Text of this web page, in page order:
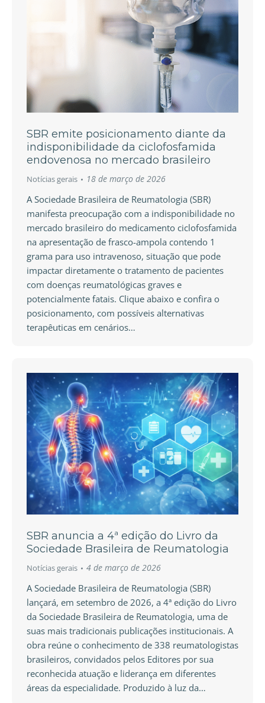
SBR emite posicionamento diante da
indisponibilidade da ciclofosfamida
endovenosa no mercado brasileiro
Notícias gerais 18 de março de 2026
A Sociedade Brasileira de Reumatologia (SBR)
manifesta preocupação com a indisponibilidade no
mercado brasileiro do medicamento ciclofosfamida
na apresentação de frasco-ampola contendo 1
grama para uso intravenoso, situação que pode
impactar diretamente o tratamento de pacientes
com doenças reumatológicas graves e
potencialmente fatais. Clique abaixo e confira o
posicionamento, com possíveis alternativas
terapêuticas em cenários…
SBR anuncia a 4ª edição do Livro da
Sociedade Brasileira de Reumatologia
Notícias gerais 4 de março de 2026
A Sociedade Brasileira de Reumatologia (SBR)
lançará, em setembro de 2026, a 4ª edição do Livro
da Sociedade Brasileira de Reumatologia, uma de
suas mais tradicionais publicações institucionais. A
obra reúne o conhecimento de 338 reumatologistas
brasileiros, convidados pelos Editores por sua
reconhecida atuação e liderança em diferentes
áreas da especialidade. Produzido à luz da…